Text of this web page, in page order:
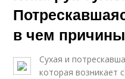
в чем
Сухая и
которая возникает